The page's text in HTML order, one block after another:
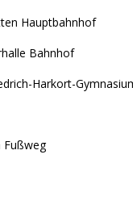
Hauptbahnhof
Bahnhof
Harkort-
Fußweg